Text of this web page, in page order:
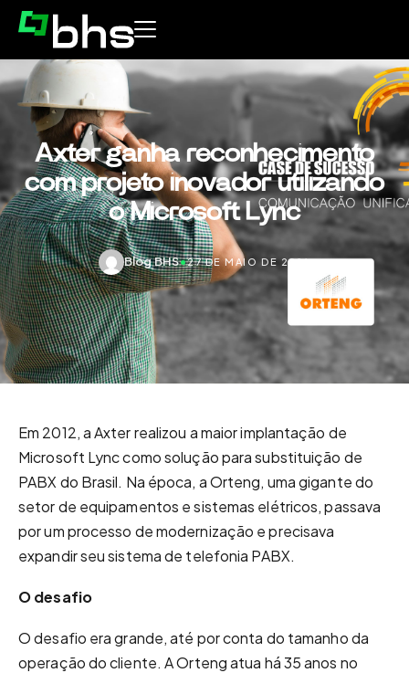
Axter ganha reconhecimento
com projeto inovador utilizando
o Microsoft Lync
Blog BHS•27 DE MAIO DE 2016
Em 2012, a Axter realizou a maior implantação de
Microsoft Lync como solução para substituição de
PABX do Brasil. Na época, a Orteng, uma gigante do
setor de equipamentos e sistemas elétricos, passava
por um processo de modernização e precisava
expandir seu sistema de telefonia PABX.
O desafio
O desafio era grande, até por conta do tamanho da
operação do cliente. A Orteng atua há 35 anos no